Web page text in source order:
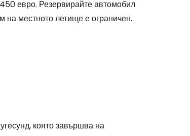
евро. Резервирайте автомобил
на местното летище е ограничен.
която завършва на